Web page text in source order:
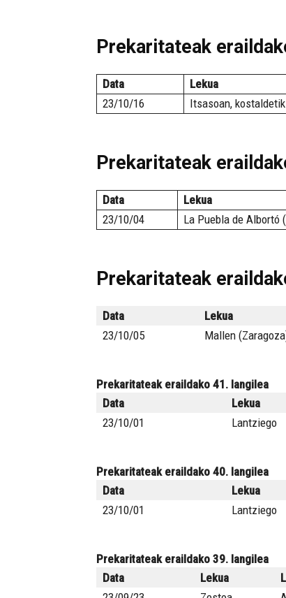
Prekaritateak
Data Lekua
23/10/16
Itsasoan,
Prekaritateak
Data Lekua
23/10/04
La Puebla de Albortó
Prekaritateak
Data Lekua
23/10/05
Mallen
Prekaritateak eraildako 41. langilea
Data
Lekua
23/10/01
Lantziego
Prekaritateak eraildako 40. langilea
Data
Lekua
23/10/01
Lantziego
Prekaritateak eraildako 39. langilea
Data
Lekua